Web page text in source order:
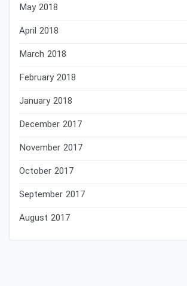
May 2018
April 2018
March 2018
February 2018
January 2018
December 2017
November 2017
October 2017
September 2017
August 2017